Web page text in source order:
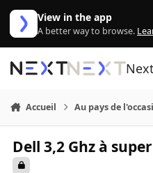
Aller au contenu
View in the app
A better way to browse.
Next
Accueil Au pays de
Dell 3,2 Ghz à